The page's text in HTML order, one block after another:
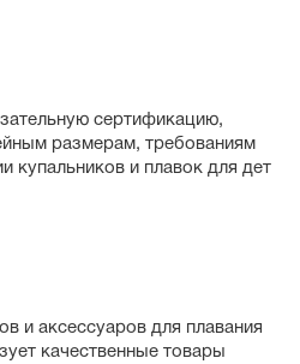
сертификацию,
размерам, требованиям
купальников и плавок для дет
и аксессуаров для плавания
качественные товары